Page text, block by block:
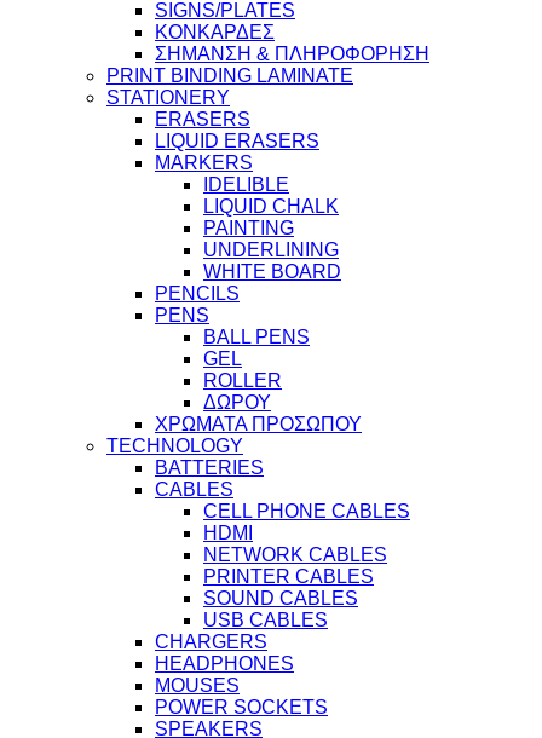
SIGNS/PLATES
ΚΟΝΚΑΡΔΕΣ
ΣΗΜΑΝΣΗ & ΠΛΗΡΟΦΟΡΗΣΗ
PRINT BINDING LAMINATE
STATIONERY
ERASERS
LIQUID ERASERS
MARKERS
IDELIBLE
LIQUID CHALK
PAINTING
UNDERLINING
WHITE BOARD
PENCILS
PENS
BALL PENS
GEL
ROLLER
ΔΩΡΟΥ
ΧΡΩΜΑΤΑ ΠΡΟΣΩΠΟΥ
TECHNOLOGY
BATTERIES
CABLES
CELL PHONE CABLES
HDMI
NETWORK CABLES
PRINTER CABLES
SOUND CABLES
USB CABLES
CHARGERS
HEADPHONES
MOUSES
POWER SOCKETS
SPEAKERS